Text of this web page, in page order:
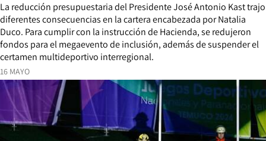
16 MAYO
La reducción presupuestaria del Presidente José Antonio Kast trajo
diferentes consecuencias en la cartera encabezada por Natalia
Duco. Para cumplir con la instrucción de Hacienda, se redujeron
fondos para el megaevento de inclusión, además de suspender el
certamen multideportivo interregional.